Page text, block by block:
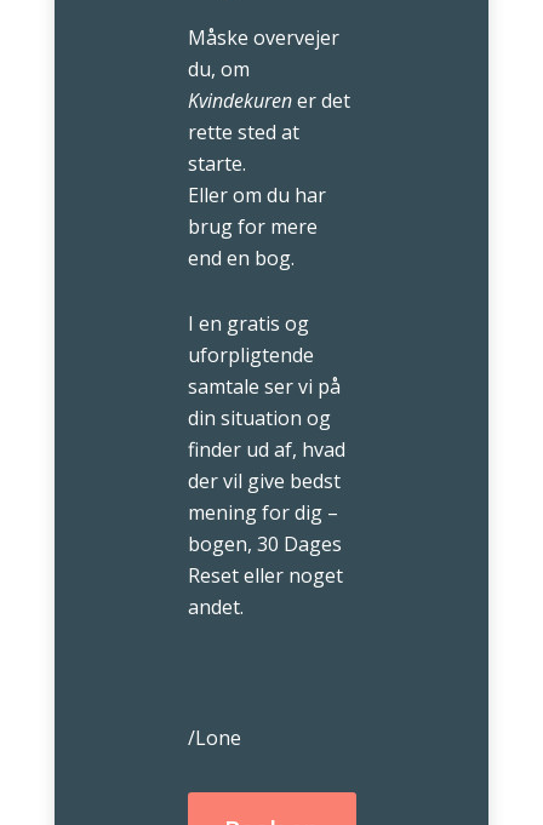
Måske overvejer
du, om
Kvindekurener det
rette sted at
starte.
Eller om du har
brug for mere
end en bog.
I en gratis og
uforpligtende
samtale ser vi på
din situation og
finder ud af, hvad
der vil give bedst
mening for dig –
bogen, 30 Dages
Reset eller noget
andet.
/Lone